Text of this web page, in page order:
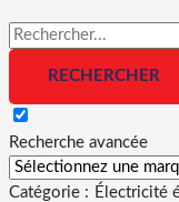
Recherche avancée
Catégorie : Électricité